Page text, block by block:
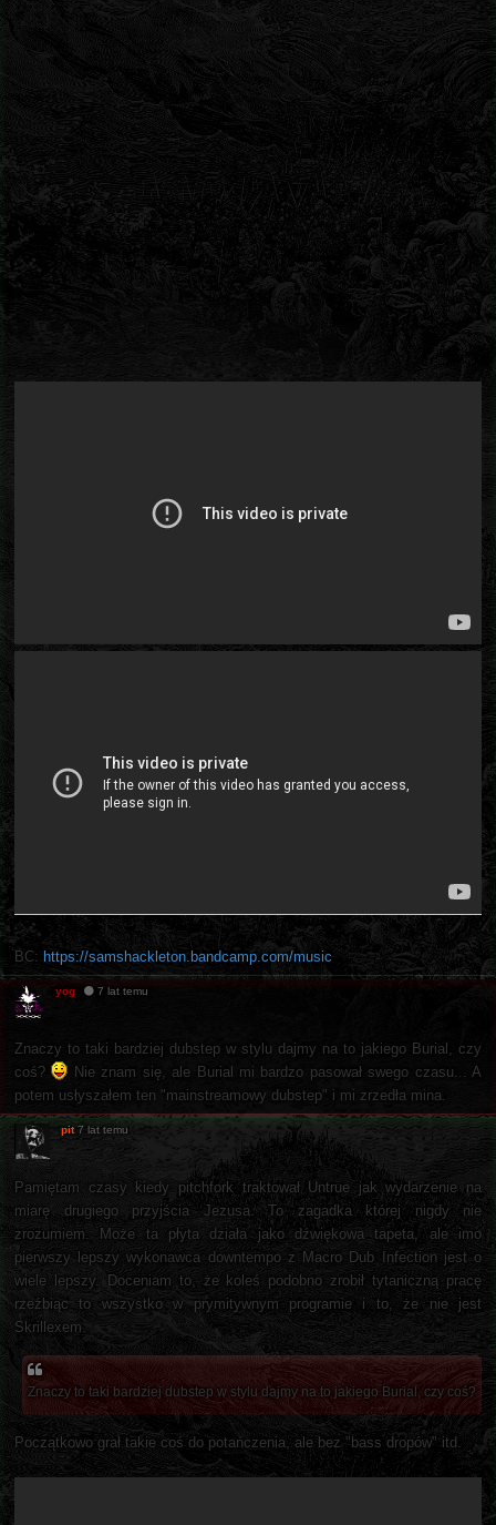
BC: https://samshackleton.bandcamp.com/music
yog 7 lat temu
Znaczy to taki bardziej dubstep w stylu dajmy na to jakiego Burial, czy
coś?
Nie znam się, ale Burial mi bardzo pasował swego czasu... A
potem usłyszałem ten "mainstreamowy dubstep" i mi zrzedła mina.
pit 7 lat temu
Pamiętam czasy kiedy pitchfork traktował Untrue jak wydarzenie na
miarę drugiego przyjścia Jezusa. To zagadka której nigdy nie
zrozumiem. Może ta płyta działa jako dźwiękowa tapeta, ale imo
pierwszy lepszy wykonawca downtempo z Macro Dub Infection jest o
wiele lepszy. Doceniam to, że koleś podobno zrobił tytaniczną pracę
rzeźbiąc to wszystko w prymitywnym programie i to, że nie jest
Skrillexem.
Znaczy to taki bardziej dubstep w stylu dajmy na to jakiego Burial, czy coś?
Początkowo grał takie coś do potańczenia, ale bez "bass dropów" itd.